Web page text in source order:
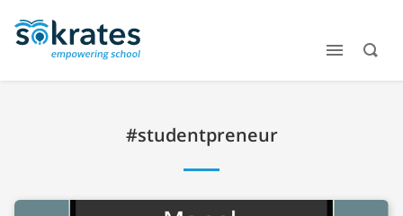
#studentpreneur